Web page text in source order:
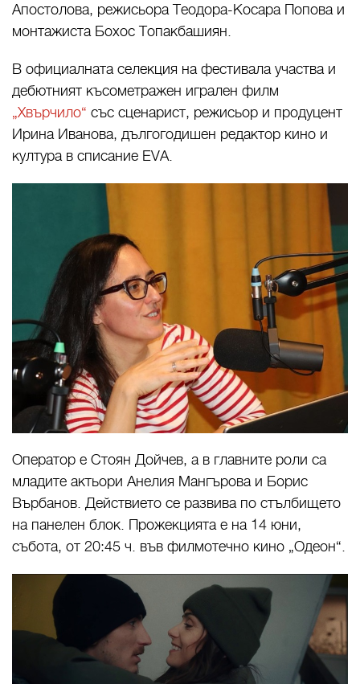
Апостолова, режисьора Теодора-Косара Попова и
монтажиста Бохос Топакбашиян.
В официалната селекция на фестивала участва и
дебютният късометражен игрален филм
„Хвърчило“ със сценарист, режисьор и продуцент
Ирина Иванова, дългогодишен редактор кино и
култура в списание EVA.
Оператор е Стоян Дойчев, а в главните роли са
младите актьори Анелия Мангърова и Борис
Върбанов. Действието се развива по стълбището
на панелен блок. Прожекцията е на 14 юни,
събота, от 20:45 ч. във филмотечно кино „Одеон“.